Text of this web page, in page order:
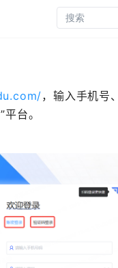
，输入手机号
台。